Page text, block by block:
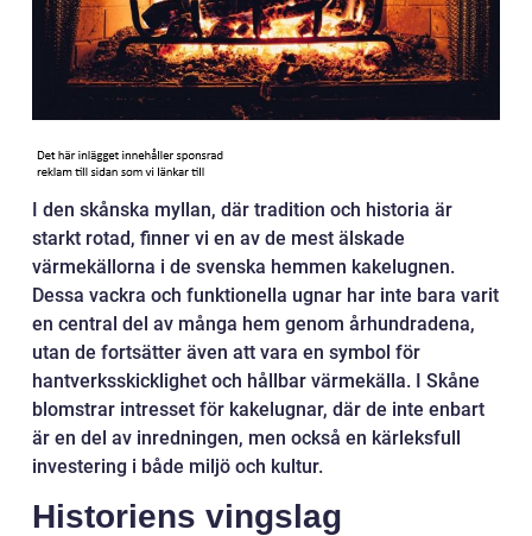
I den skånska myllan, där tradition och historia är
starkt rotad, finner vi en av de mest älskade
värmekällorna i de svenska hemmen kakelugnen.
Dessa vackra och funktionella ugnar har inte bara varit
en central del av många hem genom århundradena,
utan de fortsätter även att vara en symbol för
hantverksskicklighet och hållbar värmekälla. I Skåne
blomstrar intresset för kakelugnar, där de inte enbart
är en del av inredningen, men också en kärleksfull
investering i både miljö och kultur.
Historiens vingslag